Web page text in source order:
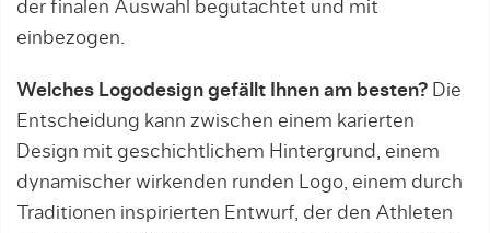
der finalen Auswahl begutachtet und mit
einbezogen.
Welches Logodesign gefällt Ihnen am besten? Die
Entscheidung kann zwischen einem karierten
Design mit geschichtlichem Hintergrund, einem
dynamischer wirkenden runden Logo, einem durch
Traditionen inspirierten Entwurf, der den Athleten